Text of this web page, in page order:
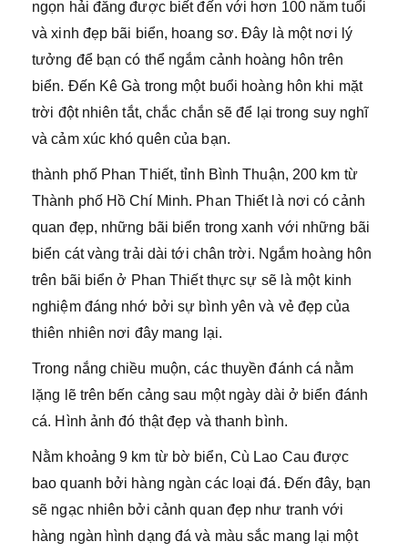
ngọn hải đăng được biết đến với hơn 100 năm tuổi
và xinh đẹp bãi biển, hoang sơ. Đây là một nơi lý
tưởng để bạn có thể ngắm cảnh hoàng hôn trên
biển. Đến Kê Gà trong một buổi hoàng hôn khi mặt
trời đột nhiên tắt, chắc chắn sẽ để lại trong suy nghĩ
và cảm xúc khó quên của bạn.
thành phố Phan Thiết, tỉnh Bình Thuận, 200 km từ
Thành phố Hồ Chí Minh. Phan Thiết là nơi có cảnh
quan đẹp, những bãi biển trong xanh với những bãi
biển cát vàng trải dài tới chân trời. Ngắm hoàng hôn
trên bãi biển ở Phan Thiết thực sự sẽ là một kinh
nghiệm đáng nhớ bởi sự bình yên và vẻ đẹp của
thiên nhiên nơi đây mang lại.
Trong nắng chiều muộn, các thuyền đánh cá nằm
lặng lẽ trên bến cảng sau một ngày dài ở biển đánh
cá. Hình ảnh đó thật đẹp và thanh bình.
Nằm khoảng 9 km từ bờ biển, Cù Lao Cau được
bao quanh bởi hàng ngàn các loại đá. Đến đây, bạn
sẽ ngạc nhiên bởi cảnh quan đẹp như tranh với
hàng ngàn hình dạng đá và màu sắc mang lại một